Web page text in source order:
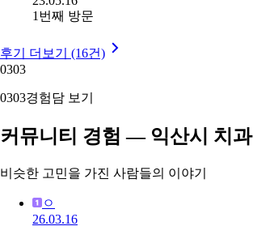
1번째 방문
후기 더보기 (16건)
0303
0303경험담 보기
커뮤니티 경험 — 익산시 치과
비슷한 고민을 가진 사람들의 이야기
ㅇ
26.03.16